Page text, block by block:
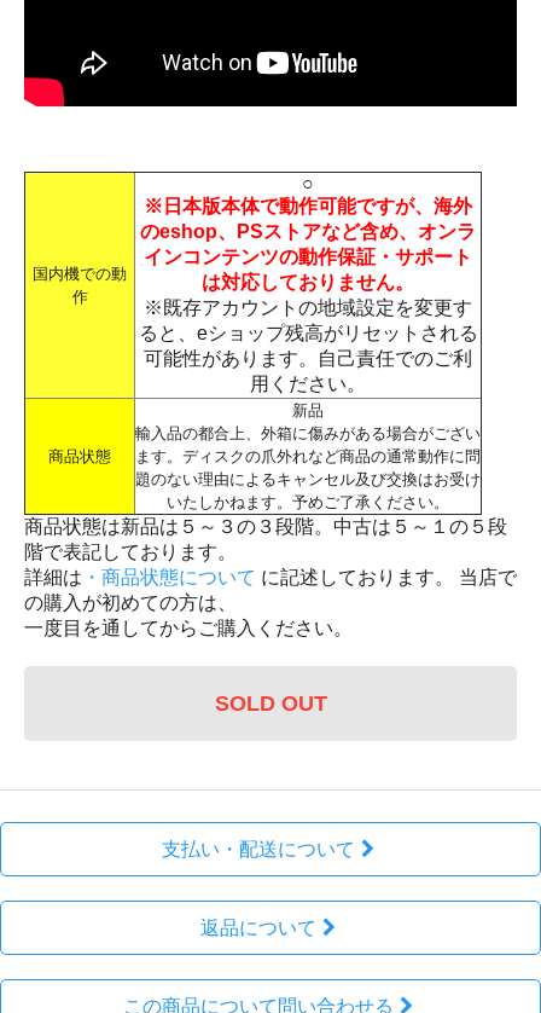
国内機での動
作
○
※日本版本体で動作可能ですが、海外
のeshop、PSストアなど含め、オンラ
インコンテンツの動作保証・サポート
は対応しておりません。
※既存アカウントの地域設定を変更す
ると、eショップ残高がリセットされる
可能性があります。自己責任でのご利
用ください。
商品状態
新品
輸入品の都合上、外箱に傷みがある場合がござい
ます。ディスクの爪外れなど商品の通常動作に問
題のない理由によるキャンセル及び交換はお受け
いたしかねます。予めご了承ください。
商品状態は新品は５～３の３段階。中古は５～１の５段
階で表記しております。
詳細は ・商品状態について に記述しております。 当店で
の購入が初めての方は、
一度目を通してからご購入ください。
SOLD OUT
支払い・配送について
返品について
この商品について問い合わせる